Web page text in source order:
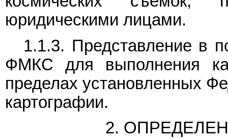
юридическими лицами.
1.1.3. Представление в
ФМКС для выполнения
пределах установленных
картографии.
2.